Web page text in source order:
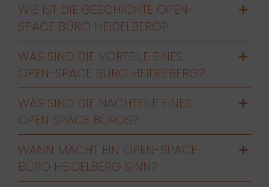
WIE IST DIE GESCHICHTE OPEN-
SPACE BÜRO HEIDELBERG?
WAS SIND DIE VORTEILE EINES
OPEN-SPACE BÜRO HEIDELBERG?
WAS SIND DIE NACHTEILE EINES
OPEN SPACE BÜROS?
WANN MACHT EIN OPEN-SPACE
BÜRO HEIDELBERG SINN?